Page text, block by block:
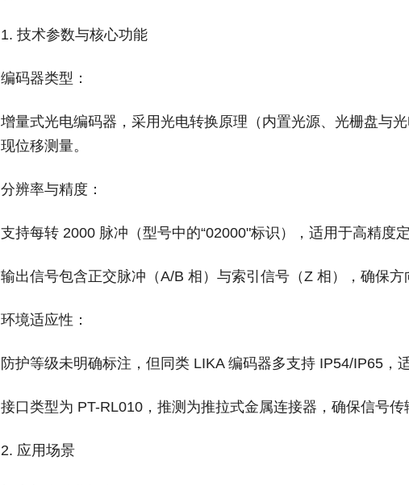
1. 技术参数与核心功能‌
编码器类型‌：
增量式光电编码器，采用光电转换原理（内置光源、光栅盘与
现位移测量。
分辨率与精度‌：
支持每转 ‌2000 脉冲‌（型号中的“02000"标识），适用于高精度
输出信号包含正交脉冲（A/B 相）与索引信号（Z 相），确保方
环境适应性‌：
防护等级未明确标注，但同类 LIKA 编码器多支持 IP54/IP65，
接口类型为 ‌PT-RL010‌，推测为推拉式金属连接器，确保信号传
2. 应用场景‌